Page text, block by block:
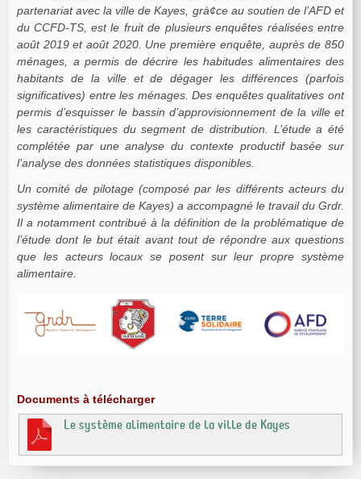
partenariat avec la ville de Kayes, grà¢ce au soutien de l’AFD et
du CCFD-TS, est le fruit de plusieurs enquêtes réalisées entre
août 2019 et août 2020. Une première enquête, auprès de 850
ménages, a permis de décrire les habitudes alimentaires des
habitants de la ville et de dégager les différences (parfois
significatives) entre les ménages. Des enquêtes qualitatives ont
permis d’esquisser le bassin d’approvisionnement de la ville et
les caractéristiques du segment de distribution. L’étude a été
complétée par une analyse du contexte productif basée sur
l’analyse des données statistiques disponibles.
Un comité de pilotage (composé par les différents acteurs du
système alimentaire de Kayes) a accompagné le travail du Grdr.
Il a notamment contribué à la définition de la problématique de
l’étude dont le but était avant tout de répondre aux questions
que les acteurs locaux se posent sur leur propre système
alimentaire.
Documents à télécharger
Le système alimentaire de la ville de Kayes